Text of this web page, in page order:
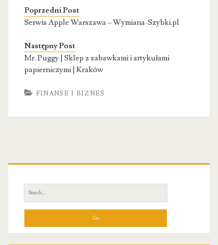
Poprzedni Post
Serwis Apple Warszawa – Wymiana-Szybki.pl
Następny Post
Mr. Puggy | Sklep z zabawkami i artykułami
papierniczymi | Kraków
FINANSE I BIZNES
Primary
Sidebar
Search
for: